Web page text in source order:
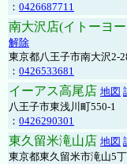
： 0426687711
南大沢店(イトーヨ
解除
東京都八王子市南大沢2-
： 0426533681
イーアス高尾店 地図
八王子市東浅川町550-1
： 0426290301
東久留米滝山店 地図
東京都東久留米市滝山5